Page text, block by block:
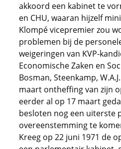
akkoord een kabinet te
en CHU, waaran hijzelf
Klompé vicepremier zou
problemen bij de
weigeringen van KVP-
Economische Zaken en
Bosman, Steenkamp,
maart ontheffing van zijn
eerder al op 17 maart
besloten nog een uiterste
overeenstemming te
Kreeg op 22 juni 1971 de